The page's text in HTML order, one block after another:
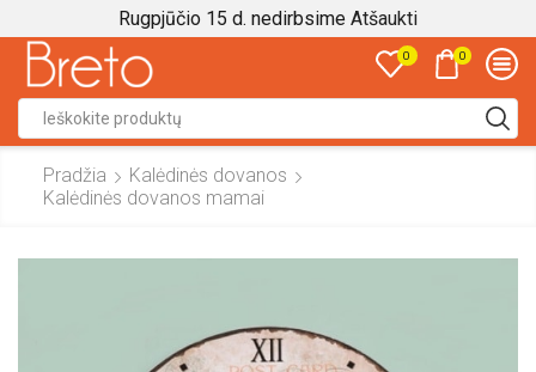
Rugpjūčio 15 d. nedirbsime Atšaukti
0 0
input
Pradžia
Kalėdinės dovanos
Kalėdinės dovanos mamai